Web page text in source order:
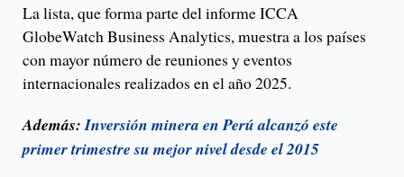
La lista, que forma parte del informe ICCA
GlobeWatch Business Analytics, muestra a los países
con mayor número de reuniones y eventos
internacionales realizados en el año 2025.
Además:Inversión minera en Perú alcanzó este
primer trimestre su mejor nivel desde el 2015